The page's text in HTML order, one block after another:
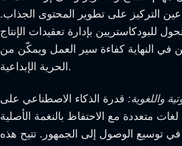
التركيز على تطوير المحتوى الجذاب.
للبودكاستريين بإدارة تعقيدات الإنتاج
في النهاية كفاءة سير العمل ويمكّن من
الحرية الإبداعية.
واللغوية: قدرة الذكاء الاصطناعي على
متعددة مع الاحتفاظ بالنغمة الأصلية
في توسيع الوصول إلى الجمهور. تتيح هذه